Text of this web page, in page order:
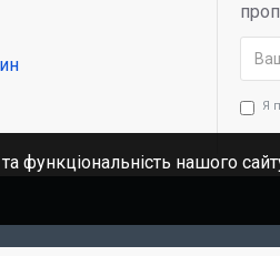
Я
функціональність нашого